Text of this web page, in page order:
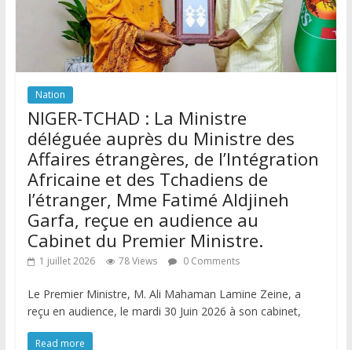
Nation
NIGER-TCHAD : La Ministre
déléguée auprès du Ministre des
Affaires étrangères, de l’Intégration
Africaine et des Tchadiens de
l’étranger, Mme Fatimé Aldjineh
Garfa, reçue en audience au
Cabinet du Premier Ministre.
1 juillet 2026 78 Views 0 Comments
Le Premier Ministre, M. Ali Mahaman Lamine Zeine, a
reçu en audience, le mardi 30 Juin 2026 à son cabinet,
Read more